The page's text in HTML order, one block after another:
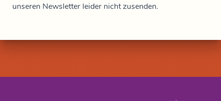
unseren Newsletter leider nicht zusenden.